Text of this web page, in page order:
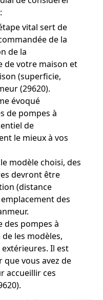
vital sert de
de la
de la
de votre maison et
(superficie,
(29620).
évoqué
de pompes à
de
le mieux à vos
modèle choisi, des
devront être
(distance
des
des pompes à
les modèles,
Il est
vous avez de
accueillir ces